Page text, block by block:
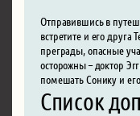
Отправившись в
встретите и его друга
преграды, опасные
осторожны – доктор
помешать Сонику и
Список